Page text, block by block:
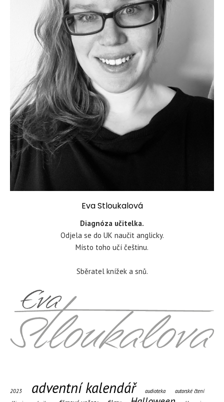
Eva Stloukalová
Diagnóza učitelka.
Odjela se do UK naučit anglicky.
Místo toho učí češtinu.
Sběratel knížek a snů.
2023 adventní kalendář audioteka
autorské čtení